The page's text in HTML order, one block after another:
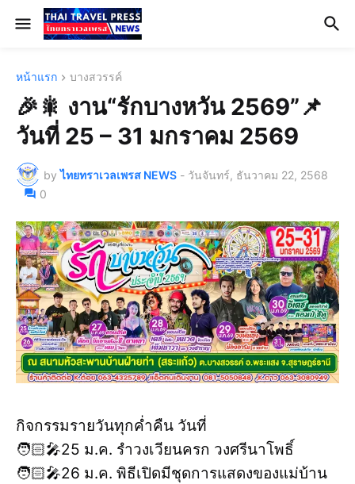
หน้าแรก บางสวรรค์
🎉🎇 งาน“รักบางหวัน 2569”📌
วันที่ 25 – 31 มกราคม 2569
by ไทยทราเวลเพรส NEWS - วันจันทร์, ธันวาคม 22, 2568
0
กิจกรรมรายวันทุกค่ำคืน วันที่
🧑🏻‍🎤25 ม.ค. รำวงเวียนครก วงศรีนาโพธิ์
🧑🏻‍🎤26 ม.ค. พิธีเปิดมีชุดการแสดงของแม่บ้าน